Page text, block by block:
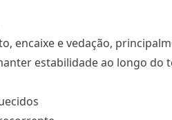
encaixe e vedação,
estabilidade ao longo do